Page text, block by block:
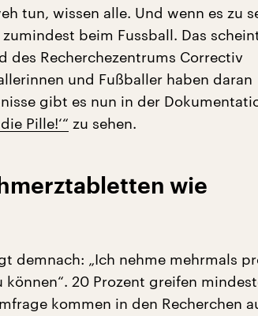
tun, wissen alle. Und wenn es zu
beim Fussball. Das
des Recherchezentrums Correctiv
und Fußballer haben daran
gibt es nun in der
Pille!‘“ zu sehen.
wie
demnach: „Ich nehme mehrmals
20 Prozent greifen
kommen in den Recherchen